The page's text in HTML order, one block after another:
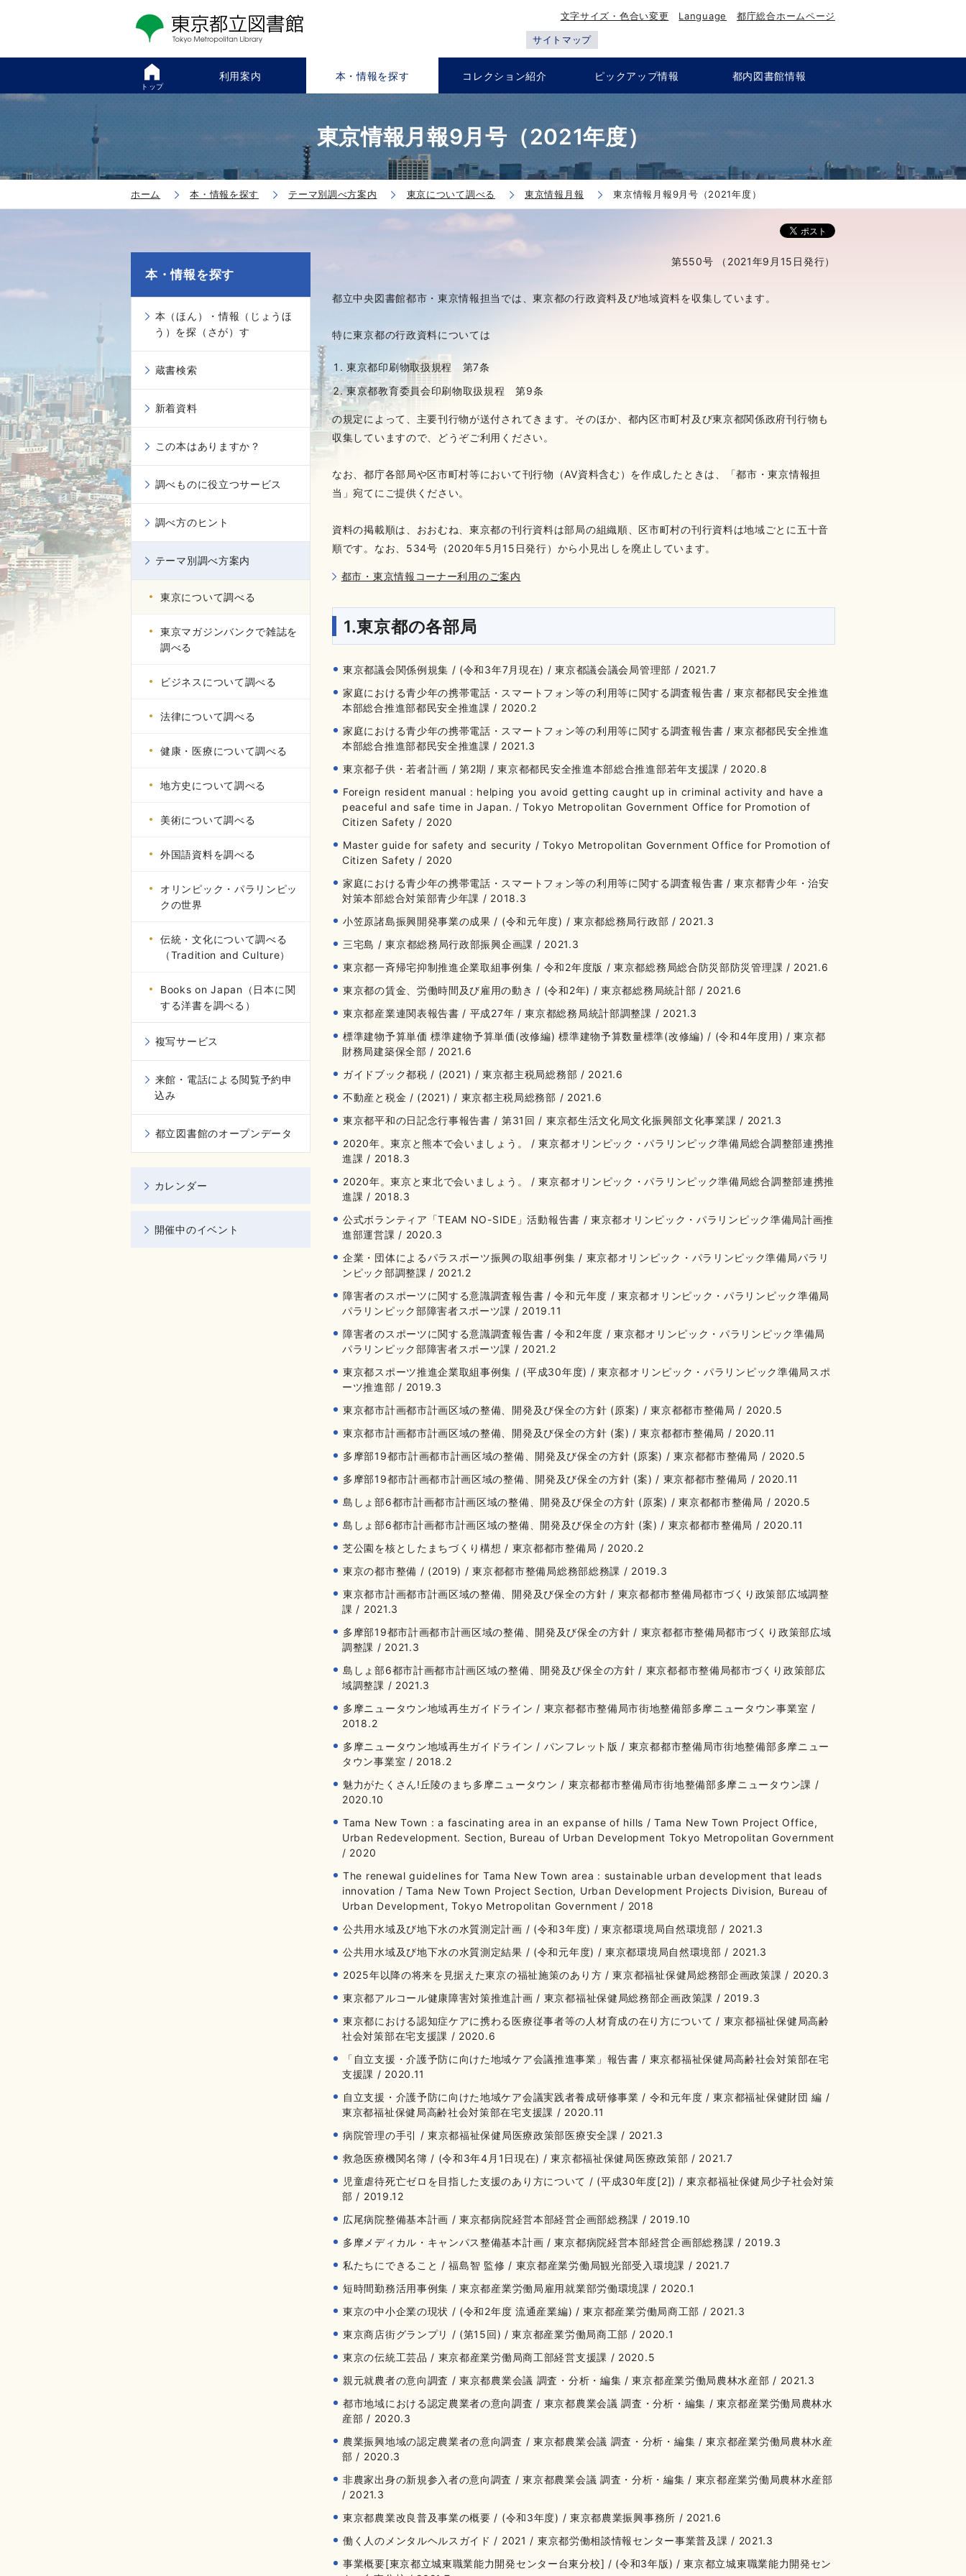
文字サイズ・色合い変更 Language 都庁総合ホームページ
サイトマップ
トップ
利用案内 本・情報を探す コレクション紹介 ピックアップ情報 都内図書館情報
東京情報月報9月号（2021年度）
ホーム 本・情報を探す テーマ別調べ方案内 東京について調べる 東京情報月報 東京情報月報9月号（2021年度）
第550号 （2021年9月15日発行）
都立中央図書館都市・東京情報担当では、東京都の行政資料及び地域資料を収集しています。
特に東京都の行政資料については
東京都印刷物取扱規程 第7条
東京都教育委員会印刷物取扱規程 第9条
の規定によって、主要刊行物が送付されてきます。そのほか、都内区市町村及び東京都関係政府刊行物も
収集していますので、どうぞご利用ください。
なお、都庁各部局や区市町村等において刊行物（AV資料含む）を作成したときは、「都市・東京情報担
当」宛てにご提供ください。
資料の掲載順は、おおむね、東京都の刊行資料は部局の組織順、区市町村の刊行資料は地域ごとに五十音
順です。なお、534号（2020年5月15日発行）から小見出しを廃止しています。
都市・東京情報コーナー利用のご案内
1.東京都の各部局
東京都議会関係例規集 / (令和3年7月現在) / 東京都議会議会局管理部 / 2021.7
家庭における青少年の携帯電話・スマートフォン等の利用等に関する調査報告書 / 東京都都民安全推進
本部総合推進部都民安全推進課 / 2020.2
家庭における青少年の携帯電話・スマートフォン等の利用等に関する調査報告書 / 東京都都民安全推進
本部総合推進部都民安全推進課 / 2021.3
東京都子供・若者計画 / 第2期 / 東京都都民安全推進本部総合推進部若年支援課 / 2020.8
Foreign resident manual : helping you avoid getting caught up in criminal activity and have a
peaceful and safe time in Japan. / Tokyo Metropolitan Government Office for Promotion of
Citizen Safety / 2020
Master guide for safety and security / Tokyo Metropolitan Government Office for Promotion of
Citizen Safety / 2020
家庭における青少年の携帯電話・スマートフォン等の利用等に関する調査報告書 / 東京都青少年・治安
対策本部総合対策部青少年課 / 2018.3
小笠原諸島振興開発事業の成果 / (令和元年度) / 東京都総務局行政部 / 2021.3
三宅島 / 東京都総務局行政部振興企画課 / 2021.3
東京都一斉帰宅抑制推進企業取組事例集 / 令和2年度版 / 東京都総務局総合防災部防災管理課 / 2021.6
東京都の賃金、労働時間及び雇用の動き / (令和2年) / 東京都総務局統計部 / 2021.6
東京都産業連関表報告書 / 平成27年 / 東京都総務局統計部調整課 / 2021.3
標準建物予算単価 標準建物予算単価(改修編) 標準建物予算数量標準(改修編) / (令和4年度用) / 東京都
財務局建築保全部 / 2021.6
ガイドブック都税 / (2021) / 東京都主税局総務部 / 2021.6
不動産と税金 / (2021) / 東京都主税局総務部 / 2021.6
東京都平和の日記念行事報告書 / 第31回 / 東京都生活文化局文化振興部文化事業課 / 2021.3
2020年。東京と熊本で会いましょう。 / 東京都オリンピック・パラリンピック準備局総合調整部連携推
進課 / 2018.3
2020年。東京と東北で会いましょう。 / 東京都オリンピック・パラリンピック準備局総合調整部連携推
進課 / 2018.3
公式ボランティア「TEAM NO-SIDE」活動報告書 / 東京都オリンピック・パラリンピック準備局計画推
進部運営課 / 2020.3
企業・団体によるパラスポーツ振興の取組事例集 / 東京都オリンピック・パラリンピック準備局パラリ
ンピック部調整課 / 2021.2
障害者のスポーツに関する意識調査報告書 / 令和元年度 / 東京都オリンピック・パラリンピック準備局
パラリンピック部障害者スポーツ課 / 2019.11
障害者のスポーツに関する意識調査報告書 / 令和2年度 / 東京都オリンピック・パラリンピック準備局
パラリンピック部障害者スポーツ課 / 2021.2
東京都スポーツ推進企業取組事例集 / (平成30年度) / 東京都オリンピック・パラリンピック準備局スポ
ーツ推進部 / 2019.3
東京都市計画都市計画区域の整備、開発及び保全の方針 (原案) / 東京都都市整備局 / 2020.5
東京都市計画都市計画区域の整備、開発及び保全の方針 (案) / 東京都都市整備局 / 2020.11
多摩部19都市計画都市計画区域の整備、開発及び保全の方針 (原案) / 東京都都市整備局 / 2020.5
多摩部19都市計画都市計画区域の整備、開発及び保全の方針 (案) / 東京都都市整備局 / 2020.11
島しょ部6都市計画都市計画区域の整備、開発及び保全の方針 (原案) / 東京都都市整備局 / 2020.5
島しょ部6都市計画都市計画区域の整備、開発及び保全の方針 (案) / 東京都都市整備局 / 2020.11
芝公園を核としたまちづくり構想 / 東京都都市整備局 / 2020.2
東京の都市整備 / (2019) / 東京都都市整備局総務部総務課 / 2019.3
東京都市計画都市計画区域の整備、開発及び保全の方針 / 東京都都市整備局都市づくり政策部広域調整
課 / 2021.3
多摩部19都市計画都市計画区域の整備、開発及び保全の方針 / 東京都都市整備局都市づくり政策部広域
調整課 / 2021.3
島しょ部6都市計画都市計画区域の整備、開発及び保全の方針 / 東京都都市整備局都市づくり政策部広
域調整課 / 2021.3
多摩ニュータウン地域再生ガイドライン / 東京都都市整備局市街地整備部多摩ニュータウン事業室 /
2018.2
多摩ニュータウン地域再生ガイドライン / パンフレット版 / 東京都都市整備局市街地整備部多摩ニュー
タウン事業室 / 2018.2
魅力がたくさん!丘陵のまち多摩ニュータウン / 東京都都市整備局市街地整備部多摩ニュータウン課 /
2020.10
Tama New Town : a fascinating area in an expanse of hills / Tama New Town Project Office,
Urban Redevelopment. Section, Bureau of Urban Development Tokyo Metropolitan Government
/ 2020
The renewal guidelines for Tama New Town area : sustainable urban development that leads
innovation / Tama New Town Project Section, Urban Development Projects Division, Bureau of
Urban Development, Tokyo Metropolitan Government / 2018
公共用水域及び地下水の水質測定計画 / (令和3年度) / 東京都環境局自然環境部 / 2021.3
公共用水域及び地下水の水質測定結果 / (令和元年度) / 東京都環境局自然環境部 / 2021.3
2025年以降の将来を見据えた東京の福祉施策のあり方 / 東京都福祉保健局総務部企画政策課 / 2020.3
東京都アルコール健康障害対策推進計画 / 東京都福祉保健局総務部企画政策課 / 2019.3
東京都における認知症ケアに携わる医療従事者等の人材育成の在り方について / 東京都福祉保健局高齢
社会対策部在宅支援課 / 2020.6
「自立支援・介護予防に向けた地域ケア会議推進事業」報告書 / 東京都福祉保健局高齢社会対策部在宅
支援課 / 2020.11
自立支援・介護予防に向けた地域ケア会議実践者養成研修事業 / 令和元年度 / 東京都福祉保健財団 編 /
東京都福祉保健局高齢社会対策部在宅支援課 / 2020.11
病院管理の手引 / 東京都福祉保健局医療政策部医療安全課 / 2021.3
救急医療機関名簿 / (令和3年4月1日現在) / 東京都福祉保健局医療政策部 / 2021.7
児童虐待死亡ゼロを目指した支援のあり方について / (平成30年度[2]) / 東京都福祉保健局少子社会対策
部 / 2019.12
広尾病院整備基本計画 / 東京都病院経営本部経営企画部総務課 / 2019.10
多摩メディカル・キャンパス整備基本計画 / 東京都病院経営本部経営企画部総務課 / 2019.3
私たちにできること / 福島智 監修 / 東京都産業労働局観光部受入環境課 / 2021.7
短時間勤務活用事例集 / 東京都産業労働局雇用就業部労働環境課 / 2020.1
東京の中小企業の現状 / (令和2年度 流通産業編) / 東京都産業労働局商工部 / 2021.3
東京商店街グランプリ / (第15回) / 東京都産業労働局商工部 / 2020.1
東京の伝統工芸品 / 東京都産業労働局商工部経営支援課 / 2020.5
親元就農者の意向調査 / 東京都農業会議 調査・分析・編集 / 東京都産業労働局農林水産部 / 2021.3
都市地域における認定農業者の意向調査 / 東京都農業会議 調査・分析・編集 / 東京都産業労働局農林水
産部 / 2020.3
農業振興地域の認定農業者の意向調査 / 東京都農業会議 調査・分析・編集 / 東京都産業労働局農林水産
部 / 2020.3
非農家出身の新規参入者の意向調査 / 東京都農業会議 調査・分析・編集 / 東京都産業労働局農林水産部
/ 2021.3
東京都農業改良普及事業の概要 / (令和3年度) / 東京都農業振興事務所 / 2021.6
働く人のメンタルヘルスガイド / 2021 / 東京都労働相談情報センター事業普及課 / 2021.3
事業概要[東京都立城東職業能力開発センター台東分校] / (令和3年版) / 東京都立城東職業能力開発セン
本・情報を探す
本（ほん）・情報（じょうほ
う）を探（さが）す
蔵書検索
新着資料
この本はありますか？
調べものに役立つサービス
調べ方のヒント
テーマ別調べ方案内
東京について調べる
東京マガジンバンクで雑誌を
調べる
ビジネスについて調べる
法律について調べる
健康・医療について調べる
地方史について調べる
美術について調べる
外国語資料を調べる
オリンピック・パラリンピッ
クの世界
伝統・文化について調べる
（Tradition and Culture）
Books on Japan（日本に関
する洋書を調べる）
複写サービス
来館・電話による閲覧予約申
込み
都立図書館のオープンデータ
カレンダー
開催中のイベント